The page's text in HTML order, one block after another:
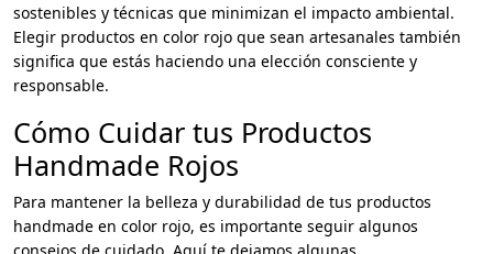
sostenibles y técnicas que minimizan el impacto ambiental.
Elegir productos en color rojo que sean artesanales también
significa que estás haciendo una elección consciente y
responsable.
Cómo Cuidar tus Productos
Handmade Rojos
Para mantener la belleza y durabilidad de tus productos
handmade en color rojo, es importante seguir algunos